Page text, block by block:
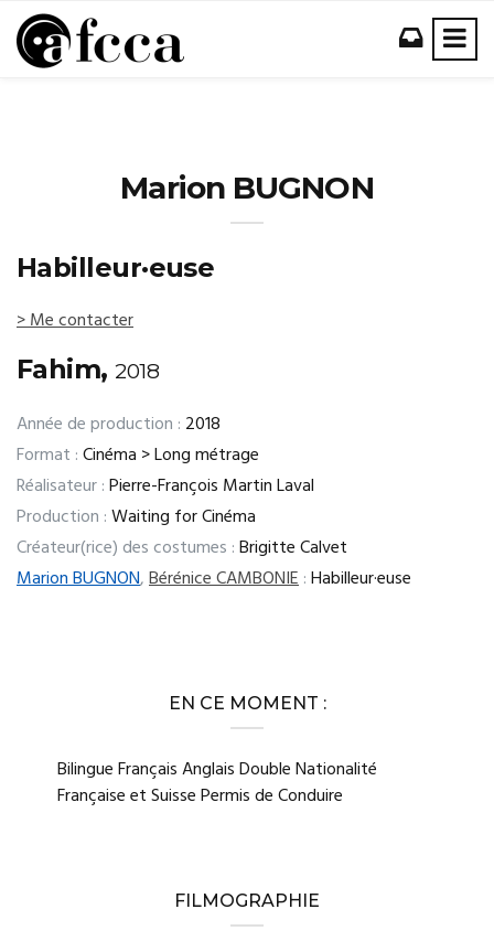
Marion BUGNON
Habilleur·euse
> Me contacter
Fahim,2018
Année de production : 2018
Format :Cinéma > Long métrage
Réalisateur :Pierre-François Martin Laval
Production :Waiting for Cinéma
Créateur(rice) des costumes :Brigitte Calvet
Marion BUGNON,Bérénice CAMBONIE:Habilleur·euse
EN CE MOMENT :
Bilingue Français Anglais Double Nationalité
Française et Suisse Permis de Conduire
FILMOGRAPHIE